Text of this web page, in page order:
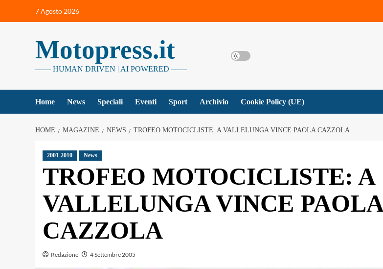
7 Agosto 2026
Motopress.it
—— HUMAN DRIVEN | AI POWERED ——
Home News Speciali Eventi Sport Archivio Cookie Policy (UE)
HOME MAGAZINE NEWS TROFEO MOTOCICLISTE: A VALLELUNGA VINCE PAOLA CAZZOLA
2001-2010 News
TROFEO MOTOCICLISTE: A
VALLELUNGA VINCE PAOLA
CAZZOLA
Redazione 4 Settembre 2005